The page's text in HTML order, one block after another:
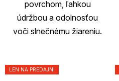
povrchom, ľahkou
údržbou a odolnosťou
voči slnečnému žiareniu.
LEN NA PREDAJNI